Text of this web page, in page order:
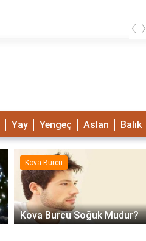
‹ ›
Yay Yengeç Aslan Balık
Kova Burcu
Kova Burcu Soğuk Mudur?